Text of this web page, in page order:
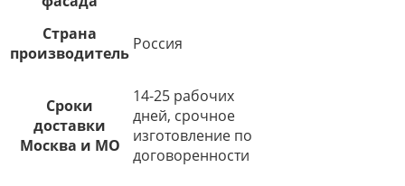
Страна
производитель Россия
Сроки
доставки
Москва и МО
14-25 рабочих
дней, срочное
изготовление по
договоренности